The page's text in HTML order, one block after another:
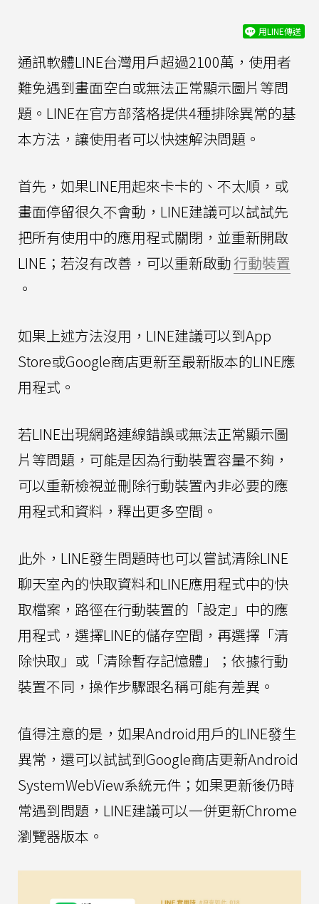
用LINE傳送
通訊軟體LINE台灣用戶超過2100萬，使用者
難免遇到畫面空白或無法正常顯示圖片等問
題。LINE在官方部落格提供4種排除異常的基
本方法，讓使用者可以快速解決問題。
首先，如果LINE用起來卡卡的、不太順，或
畫面停留很久不會動，LINE建議可以試試先
把所有使用中的應用程式關閉，並重新開啟
LINE；若沒有改善，可以重新啟動行動裝置
。
如果上述方法沒用，LINE建議可以到App
Store或Google商店更新至最新版本的LINE應
用程式。
若LINE出現網路連線錯誤或無法正常顯示圖
片等問題，可能是因為行動裝置容量不夠，
可以重新檢視並刪除行動裝置內非必要的應
用程式和資料，釋出更多空間。
此外，LINE發生問題時也可以嘗試清除LINE
聊天室內的快取資料和LINE應用程式中的快
取檔案，路徑在行動裝置的「設定」中的應
用程式，選擇LINE的儲存空間，再選擇「清
除快取」或「清除暫存記憶體」；依據行動
裝置不同，操作步驟跟名稱可能有差異。
值得注意的是，如果Android用戶的LINE發生
異常，還可以試試到Google商店更新Android
SystemWebView系統元件；如果更新後仍時
常遇到問題，LINE建議可以一併更新Chrome
瀏覽器版本。